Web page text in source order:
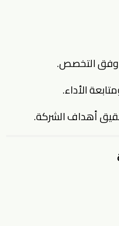
وفق التخصص.
الأداء.
أهداف الشركة.